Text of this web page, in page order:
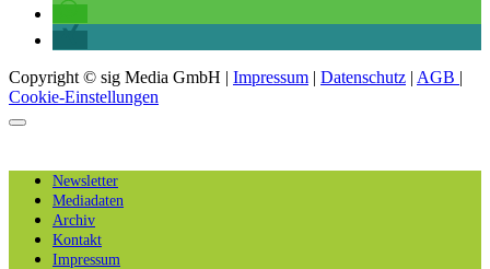
Copyright © sig Media GmbH | Impressum | Datenschutz | AGB |
Cookie-Einstellungen
Newsletter
Mediadaten
Archiv
Kontakt
Impressum